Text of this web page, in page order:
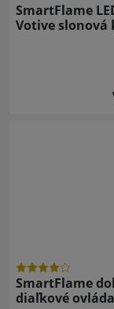
SmartFlame
Votive slonová
SmartFlame
diaľkové